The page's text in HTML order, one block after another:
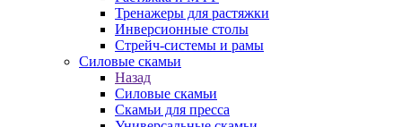
Тренажеры для растяжки
Инверсионные столы
Стрейч-системы и рамы
Силовые скамьи
Назад
Силовые скамьи
Скамьи для пресса